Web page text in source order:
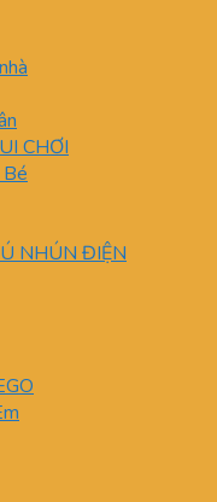
CHƠI
NHÚN ĐIỆN